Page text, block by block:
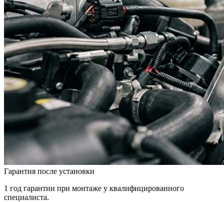
Гарантия после установки
1 год гарантии при монтаже у квалифицированного
специалиста.